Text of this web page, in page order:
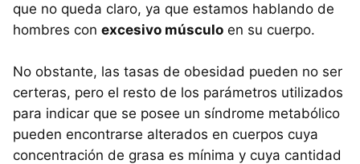
que no queda claro, ya que estamos hablando de
hombres con excesivo músculo en su cuerpo.
No obstante, las tasas de obesidad pueden no ser
certeras, pero el resto de los parámetros utilizados
para indicar que se posee un síndrome metabólico
pueden encontrarse alterados en cuerpos cuya
concentración de grasa es mínima y cuya cantidad